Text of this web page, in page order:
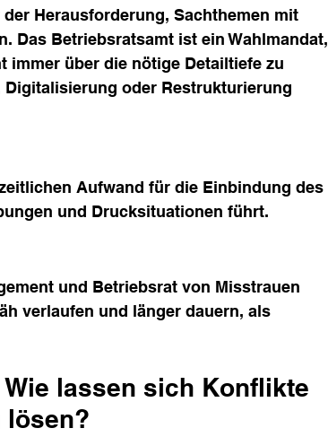
Herausforderung, Sachthemen mit
Das Betriebsratsamt ist ein Wahlmandat,
immer über die nötige Detailtiefe zu
oder Restrukturierung
Aufwand für die Einbindung des
und Drucksituationen führt.
und Betriebsrat von Misstrauen
verlaufen und länger dauern, als
lassen sich Konflikte
lösen?